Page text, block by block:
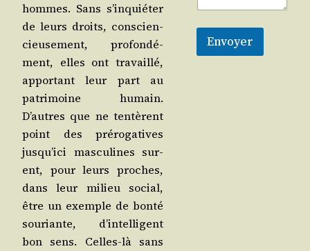
hommes. Sans s’in­quié­ter
de leurs droits, conscien­
cieu­se­ment, pro­fon­dé­
ment, elles ont tra­vaillé,
appor­tant leur part au
patri­moine humain.
D’autres que ne ten­tèrent
point des pré­ro­ga­tives
jus­qu’i­ci mas­cu­lines sur­
ent, pour leurs proches,
dans leur milieu social,
être un exemple de bon­té
sou­riante, d’in­tel­li­gent
bon sens. Celles-là sans
Envoyer